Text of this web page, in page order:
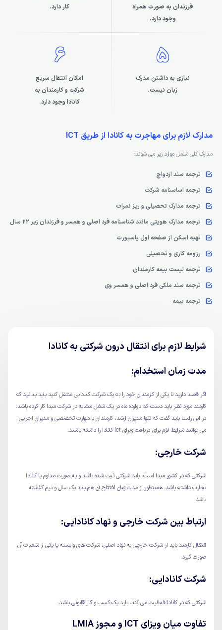
فرزندان به صورت همراه
وجود دارد.
کار دارد.
5
نیازی به داشتن مدرک
زبان نیست.
6
امکان انتقال سریع
شرکت و کارمندان به
کانادا وجود دارد.
مدارک لازم برای مهاجرت به کانادا از طریق ICT
مدارک کلی شامل موارد زیر می شوند:
ترجمه سند ازدواج
ترجمه اساسنامه شرکت
ترجمه مدارک تحصیلی و ریز نمرات
ترجمه مدارک هویتی مانند شناسنامه فرد اصلی و همسر و فرزندان زیر 22 سال
تهیه اسکن از صفحه اول پاسپورت
رزومه کاری و تحصیلی
ترجمه لیست بیمه کارمندان
ترجمه سند ملکی فرد اصلی و همسر وی
ترجمه بیمه
شرایط لازم برای انتقال درون شرکتی به کانادا
مدت زمان استخدام:
اگر قصد دارید تا یکی از کارمندان خود را به یک شرکت کانادایی منتقل کنید باید بدانید که
کارمند مورد نظر باید دست کم دوازده ماه در یک شغل مشابه در شرکت مبدا کار کرده باشد.
در این راستا باید گفت که تنها مدیران ارشد، کارمندان با مهارت تخصصی و مدیران اجرایی
می توانند شرایط لازم برای دریافت ویزای ict کانادا را داشته باشند.
شرکت خارجی:
شرکتی که در کشور مبدا است، باید شرکتی ثبت شده باشد و به صورت مداوم با کانادا
تجارت داشته باشد. همینطور از مدت زمان افتتاح آن هم باید یک سال و نیم گذشته
باشد.
ارتباط بین شرکت خارجی و نهاد کانادایی:
انتقال کارمند باید از شرکت خارجی به نهاد اصلی، شرکت های وابسته یا یکی از شعبات آن
صورت گیرد.
شرکت کانادایی:
شرکتی که در کانادا فعالیت می کند، باید یک کسب و کار قانونی باشد.
تفاوت میان ویزای ICT و مجوز LMIA